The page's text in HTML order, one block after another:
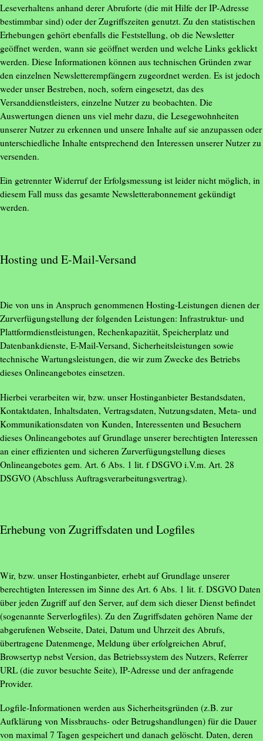
Leseverhaltens anhand derer Abruforte (die mit Hilfe der IP-Adresse
bestimmbar sind) oder der Zugriffszeiten genutzt. Zu den statistischen
Erhebungen gehört ebenfalls die Feststellung, ob die Newsletter
geöffnet werden, wann sie geöffnet werden und welche Links geklickt
werden. Diese Informationen können aus technischen Gründen zwar
den einzelnen Newsletterempfängern zugeordnet werden. Es ist jedoch
weder unser Bestreben, noch, sofern eingesetzt, das des
Versanddienstleisters, einzelne Nutzer zu beobachten. Die
Auswertungen dienen uns viel mehr dazu, die Lesegewohnheiten
unserer Nutzer zu erkennen und unsere Inhalte auf sie anzupassen oder
unterschiedliche Inhalte entsprechend den Interessen unserer Nutzer zu
versenden.
Ein getrennter Widerruf der Erfolgsmessung ist leider nicht möglich, in
diesem Fall muss das gesamte Newsletterabonnement gekündigt
werden.
Hosting und E-Mail-Versand
Die von uns in Anspruch genommenen Hosting-Leistungen dienen der
Zurverfügungstellung der folgenden Leistungen: Infrastruktur- und
Plattformdienstleistungen, Rechenkapazität, Speicherplatz und
Datenbankdienste, E-Mail-Versand, Sicherheitsleistungen sowie
technische Wartungsleistungen, die wir zum Zwecke des Betriebs
dieses Onlineangebotes einsetzen.
Hierbei verarbeiten wir, bzw. unser Hostinganbieter Bestandsdaten,
Kontaktdaten, Inhaltsdaten, Vertragsdaten, Nutzungsdaten, Meta- und
Kommunikationsdaten von Kunden, Interessenten und Besuchern
dieses Onlineangebotes auf Grundlage unserer berechtigten Interessen
an einer effizienten und sicheren Zurverfügungstellung dieses
Onlineangebotes gem. Art. 6 Abs. 1 lit. f DSGVO i.V.m. Art. 28
DSGVO (Abschluss Auftragsverarbeitungsvertrag).
Erhebung von Zugriffsdaten und Logfiles
Wir, bzw. unser Hostinganbieter, erhebt auf Grundlage unserer
berechtigten Interessen im Sinne des Art. 6 Abs. 1 lit. f. DSGVO Daten
über jeden Zugriff auf den Server, auf dem sich dieser Dienst befindet
(sogenannte Serverlogfiles). Zu den Zugriffsdaten gehören Name der
abgerufenen Webseite, Datei, Datum und Uhrzeit des Abrufs,
übertragene Datenmenge, Meldung über erfolgreichen Abruf,
Browsertyp nebst Version, das Betriebssystem des Nutzers, Referrer
URL (die zuvor besuchte Seite), IP-Adresse und der anfragende
Provider.
Logfile-Informationen werden aus Sicherheitsgründen (z.B. zur
Aufklärung von Missbrauchs- oder Betrugshandlungen) für die Dauer
von maximal 7 Tagen gespeichert und danach gelöscht. Daten, deren